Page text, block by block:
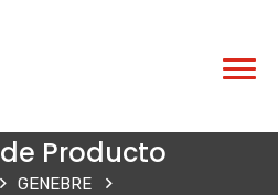
Producto
GENEBRE